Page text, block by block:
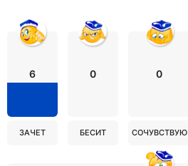
6
ЗАЧЕТ
0
БЕСИТ
0
СОЧУВСТВУЮ